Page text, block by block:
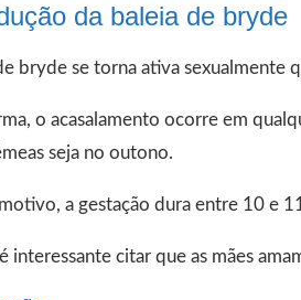
da baleia de bryde
bryde se torna ativa sexualmente
o acasalamento ocorre em
seja no outono.
a gestação dura entre 10 e
interessante citar que as mães